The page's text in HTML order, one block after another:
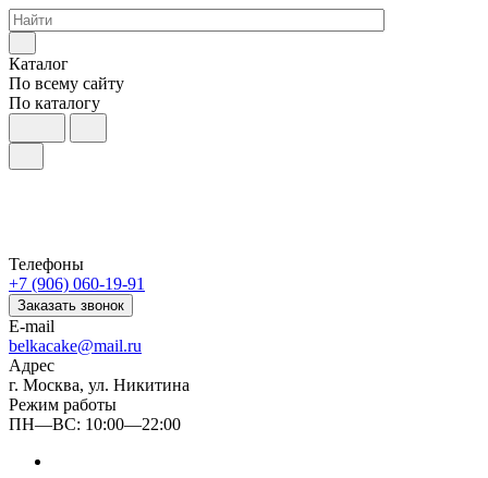
Каталог
По всему сайту
По каталогу
Телефоны
+7 (906) 060-19-91
Заказать звонок
E-mail
belkacake@mail.ru
Адрес
г. Москва, ул. Никитина
Режим работы
ПН—ВС: 10:00—22:00